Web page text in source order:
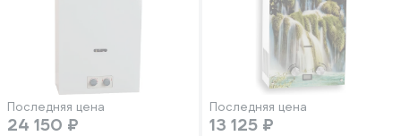
Последняя цена
24 150 ₽
Последняя цена
13 125 ₽